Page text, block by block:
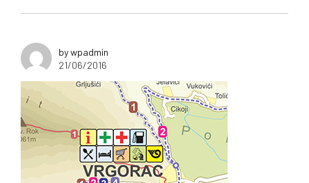
by wpadmin
21/06/2016